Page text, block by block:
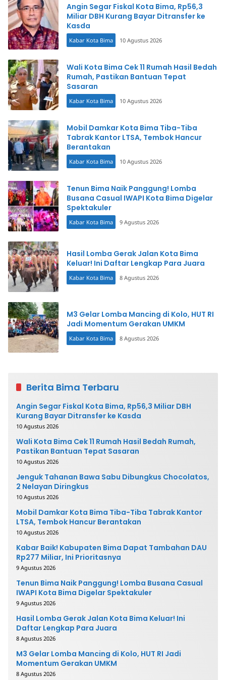
Angin Segar Fiskal Kota Bima, Rp56,3
Miliar DBH Kurang Bayar Ditransfer ke
Kasda
Kabar Kota Bima 10 Agustus 2026
Wali Kota Bima Cek 11 Rumah Hasil Bedah
Rumah, Pastikan Bantuan Tepat
Sasaran
Kabar Kota Bima 10 Agustus 2026
Mobil Damkar Kota Bima Tiba-Tiba
Tabrak Kantor LTSA, Tembok Hancur
Berantakan
Kabar Kota Bima 10 Agustus 2026
Tenun Bima Naik Panggung! Lomba
Busana Casual IWAPI Kota Bima Digelar
Spektakuler
Kabar Kota Bima 9 Agustus 2026
Hasil Lomba Gerak Jalan Kota Bima
Keluar! Ini Daftar Lengkap Para Juara
Kabar Kota Bima 8 Agustus 2026
M3 Gelar Lomba Mancing di Kolo, HUT RI
Jadi Momentum Gerakan UMKM
Kabar Kota Bima 8 Agustus 2026
Berita Bima Terbaru
Angin Segar Fiskal Kota Bima, Rp56,3 Miliar DBH
Kurang Bayar Ditransfer ke Kasda
10 Agustus 2026
Wali Kota Bima Cek 11 Rumah Hasil Bedah Rumah,
Pastikan Bantuan Tepat Sasaran
10 Agustus 2026
Jenguk Tahanan Bawa Sabu Dibungkus Chocolatos,
2 Nelayan Diringkus
10 Agustus 2026
Mobil Damkar Kota Bima Tiba-Tiba Tabrak Kantor
LTSA, Tembok Hancur Berantakan
10 Agustus 2026
Kabar Baik! Kabupaten Bima Dapat Tambahan DAU
Rp277 Miliar, Ini Prioritasnya
9 Agustus 2026
Tenun Bima Naik Panggung! Lomba Busana Casual
IWAPI Kota Bima Digelar Spektakuler
9 Agustus 2026
Hasil Lomba Gerak Jalan Kota Bima Keluar! Ini
Daftar Lengkap Para Juara
8 Agustus 2026
M3 Gelar Lomba Mancing di Kolo, HUT RI Jadi
Momentum Gerakan UMKM
8 Agustus 2026